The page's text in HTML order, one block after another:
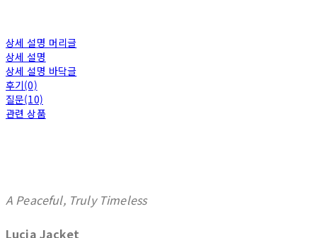
상세 설명 머리글
상세 설명
상세 설명 바닥글
후기(0)
질문(10)
관련 상품
A Peaceful, Truly Timeless
Lucia Jacket